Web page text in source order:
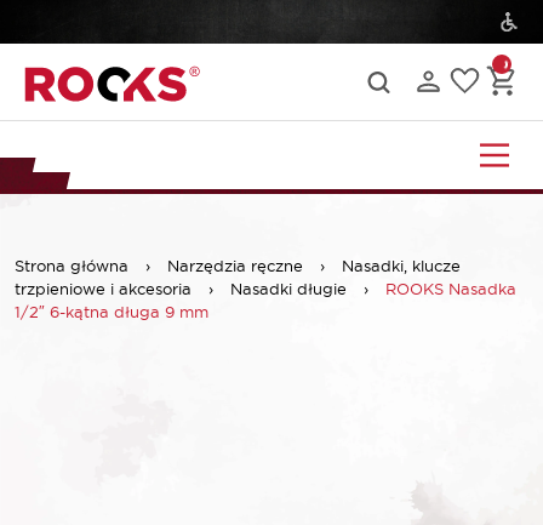
Strona główna › Narzędzia ręczne ›
Nasadki, klucze
trzpieniowe i akcesoria
› Nasadki długie ›
ROOKS Nasadka
1/2″ 6-kątna długa 9 mm